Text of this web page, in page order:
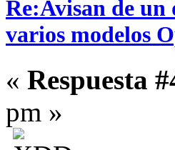
Re:Avisan de un
varios modelos
« Respuesta
pm »